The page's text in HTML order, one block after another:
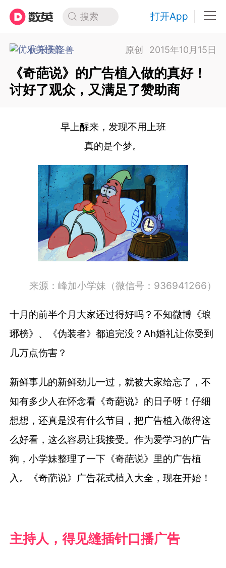
搜索 打开App
优乐美怪兽 原创 2015年10月15日
《奇葩说》的广告植入做的真好！
讨好了观众，又满足了赞助商
早上醒来，发现不用上班
真的是个梦。
来源： 峰加小学妹（微信号：936941266）
十月的前半个月大家还过得好吗？不知微博《琅
琊榜》、《伪装者》都追完没？Ah婚礼让你受到
几万点伤害？
新鲜事儿的新鲜劲儿一过，就被大家给忘了，不
知有多少人在怀念看《奇葩说》的日子呀！仔细
想想，还真是没有什么节目，把广告植入做得这
么好看，这么容易让我接受。作为爱学习的广告
狗，小学妹整理了一下《奇葩说》里的广告植
入。《奇葩说》广告花式植入大全，现在开始！
主持人，得见缝插针口播广告